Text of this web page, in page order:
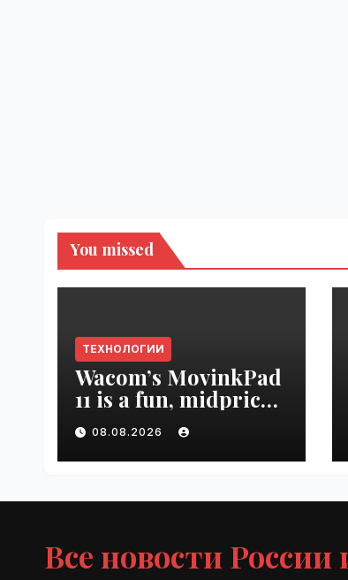
You missed
ТЕХНОЛОГИИ
Wacom’s MovinkPad
11 is a fun, midpriced
entry point for
digital artists |
VseTime.ru
08.08.2026
Все новости